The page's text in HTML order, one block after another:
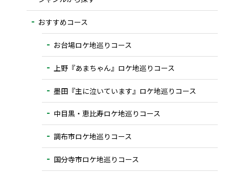
おすすめコース
お台場ロケ地巡りコース
上野『あまちゃん』ロケ地巡りコース
墨田『主に泣いています』ロケ地巡りコース
中目黒・恵比寿ロケ地巡りコース
調布市ロケ地巡りコース
国分寺市ロケ地巡りコース